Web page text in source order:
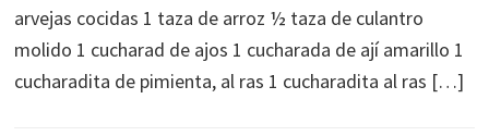
arvejas cocidas 1 taza de arroz ½ taza de culantro
molido 1 cucharad de ajos 1 cucharada de ají amarillo 1
cucharadita de pimienta, al ras 1 cucharadita al ras […]